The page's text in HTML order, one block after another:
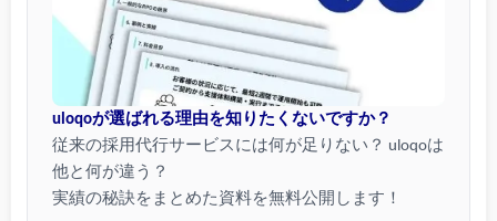
uloqoが選ばれる理由を知りたくないですか？
従来の採用代行サービスには何が足りない？ uloqoは
他と何が違う？
実績の秘訣をまとめた資料を無料公開します！